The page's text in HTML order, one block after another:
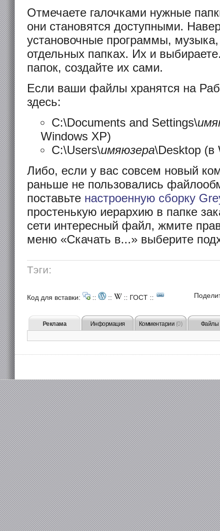
Отмечаете галочками нужные
они становятся доступными.
установочные программы, музыка,
отдельных папках. Их и
папок, создайте их сами.
Если ваши файлы хранятся на
здесь:
C:\Documents and Settings\
Windows XP)
C:\Users\имяюзера\Desktop (в
Либо, если у вас совсем новый
раньше не пользовались
поставьте настроенную сборку
простенькую иерархию в папке
сети интересный файл, жмите
меню «Скачать в...» выберите
Тэги:
Код для вставки: :: :: :: ГОСТ ::
Реклама Информация Комментарии (0) Файлы